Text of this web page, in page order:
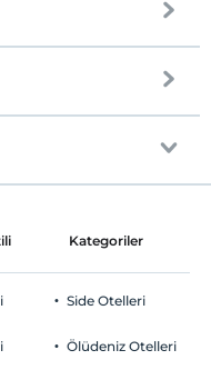
Kategoriler
Side Otelleri
Ölüdeniz Otelleri